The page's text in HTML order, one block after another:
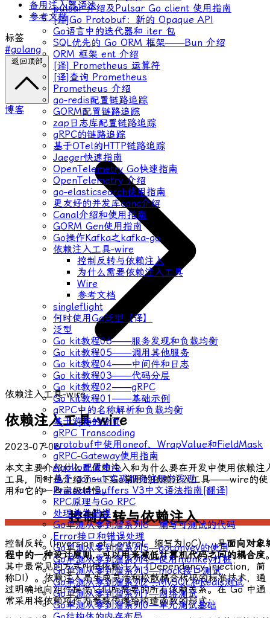
pulsar 介绍及Pulsar Go client 使用指南
[译]Go Protobuf：新的 Opaque API
Go语言中的迭代器和 iter 包
SQL优先的 Go ORM 框架——Bun 介绍
ORM 框架 ent 介绍
[译] Prometheus 运算符
[译]查询 Prometheus
Prometheus 介绍
go-redis配置链路追踪
GORM配置链路追踪
zap日志库配置链路追踪
gRPC的链路追踪
基于OTel的HTTP链路追踪
Jaeger快速指南
OpenTelemetry Go快速指南
OpenTelemetry 介绍
go-elasticsearch使用指南
更友好的并发库conc介绍
Canal介绍和使用指南
GORM Gen使用指南
Go操作Kafka之kafka-go
依赖注入工具-wire
控制反转与依赖注入
为什么需要依赖注入工具
Wire
参考文档
singleflight
何时使用Go泛型【译】
泛型
Go kit教程06——服务发现和负载均衡
Go kit教程05——调用其他服务
Go kit教程04——中间件和日志
Go kit教程03——代码分层
Go kit教程02——gRPC
Go kit教程01——基础示例
gRPC中的名称解析和负载均衡
基于游标的分页
gRPC Transcoding
protobuf中使用oneof、WrapValue和FieldMask
gRPC-Gateway使用指南
Apollo配置中心
基于 consul 实现服务注册与发现
Protocol Buffers V3中文语法指南[翻译]
RPC原理与Go RPC
处理并发错误
Go单测从零到溜系列6—编写可测试的代码
Error接口和错误处理
Go单测从零到溜系列5—goconvey的使用
Go单测从零到溜系列4—使用monkey打桩
Go单测从零到溜系列3—mock接口测试
Go单测从零到溜系列2—MySQL和Redis测试
Go单测从零到溜系列1—网络测试
Go单测从零到溜系列0—单元测试基础
备用注入器语法
参考文档
标签
#golang
返回顶部
博客
依赖注入工具-wire
依赖注入工具-wire
2023-07-06
本文主要介绍什么是依赖注入和为什么要在开发中使用依赖注
工具，同时也介绍了一下Go常用的依赖注入工具——wire的使
用和它的一些高级特性。
控制反转与依赖注入
控制反转（Inversion of Control，缩写为IoC），是面向对象
程中的一种设计原则，可以用来减低计算机代码之间的耦合度
其中最常见的方式叫做依赖注入（Dependency Injection，简
称DI）。依赖注入是生成灵活和松散耦合代码的标准技术，通
过明确地向组件提供它们所需要的所有依赖关系。在 Go 中通
常采用将依赖项作为参数传递给构造函数的形式：